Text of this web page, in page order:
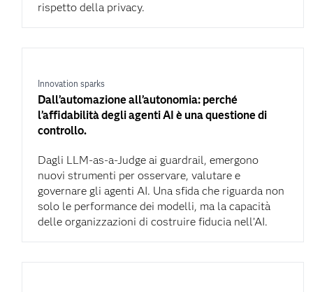
rispetto della privacy.
Innovation sparks
Dall’automazione all’autonomia: perché
l’affidabilità degli agenti AI è una questione di
controllo.
Dagli LLM-as-a-Judge ai guardrail, emergono
nuovi strumenti per osservare, valutare e
governare gli agenti AI. Una sfida che riguarda non
solo le performance dei modelli, ma la capacità
delle organizzazioni di costruire fiducia nell’AI.